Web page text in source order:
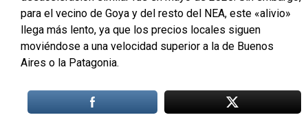
para el vecino de Goya y del resto del NEA, este «alivio»
llega más lento, ya que los precios locales siguen
moviéndose a una velocidad superior a la de Buenos
Aires o la Patagonia.